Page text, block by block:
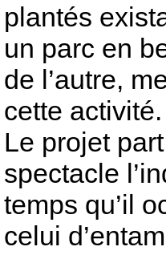
plantés
un parc en
de l’autre,
cette activité.
Le projet
spectacle
temps qu’il
celui